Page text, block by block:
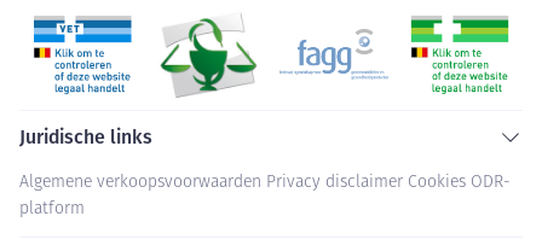
Juridische links
Algemene verkoopsvoorwaarden Privacy disclaimer Cookies ODR-
platform